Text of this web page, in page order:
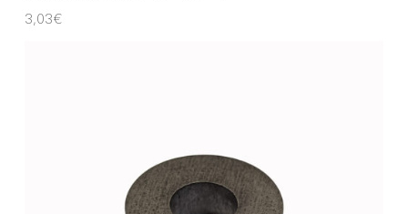
3,03€